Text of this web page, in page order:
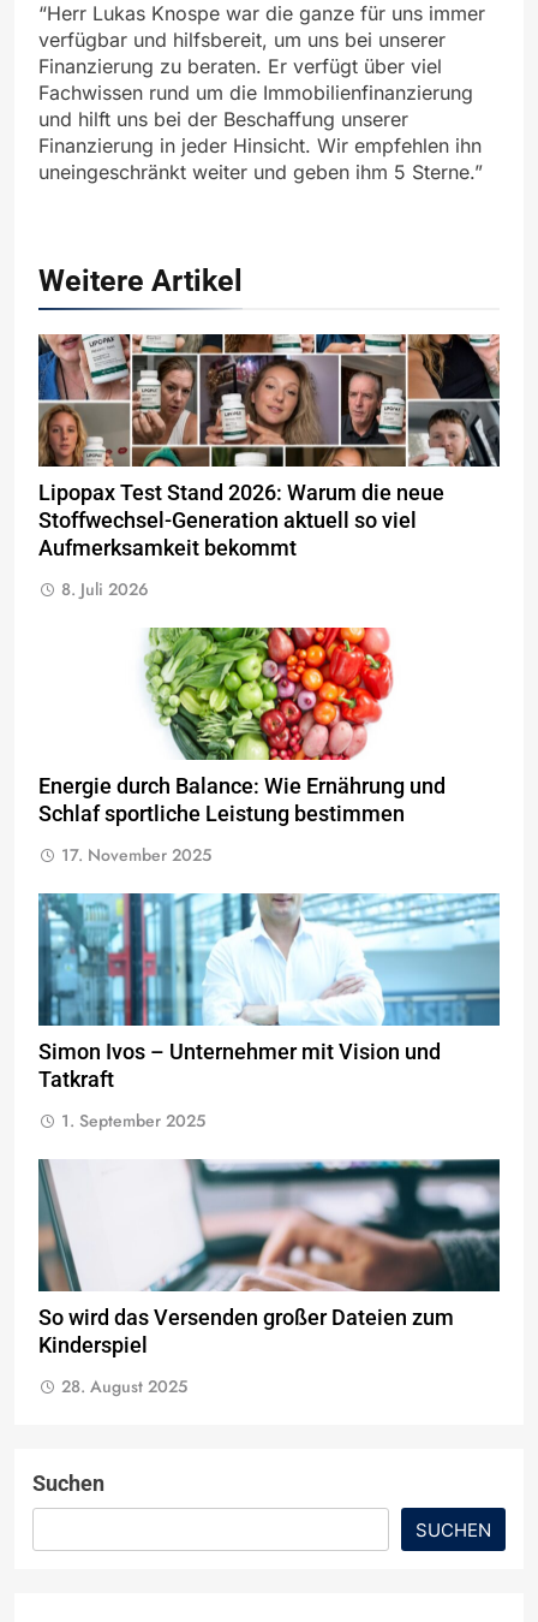
“Herr Lukas Knospe war die ganze für uns immer
verfügbar und hilfsbereit, um uns bei unserer
Finanzierung zu beraten. Er verfügt über viel
Fachwissen rund um die Immobilienfinanzierung
und hilft uns bei der Beschaffung unserer
Finanzierung in jeder Hinsicht. Wir empfehlen ihn
uneingeschränkt weiter und geben ihm 5 Sterne.”
Weitere Artikel
Lipopax Test Stand 2026: Warum die neue
Stoffwechsel-Generation aktuell so viel
Aufmerksamkeit bekommt
8. Juli 2026
Energie durch Balance: Wie Ernährung und
Schlaf sportliche Leistung bestimmen
17. November 2025
Simon Ivos – Unternehmer mit Vision und
Tatkraft
1. September 2025
So wird das Versenden großer Dateien zum
Kinderspiel
28. August 2025
Suchen
SUCHEN